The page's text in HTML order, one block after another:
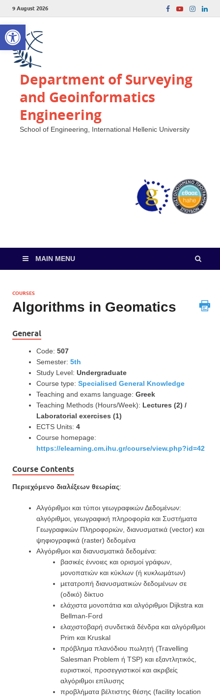
Open toolbar
9 August 2026
Department of Surveying
and Geoinformatics
Engineering
School of Engineering, International Hellenic University
MAIN MENU
COURSES
Algorithms in Geomatics
General
Code: 507
Semester: 5th
Study Level: Undergraduate
Course type: Specialised General Knowledge
Teaching and exams language: Greek
Teaching Methods (Hours/Week): Lectures (2) /
Laboratorial exercises (1)
ECTS Units: 4
Course homepage:
https://elearning.cm.ihu.gr/course/view.php?id=42
Course Contents
Περιεχόμενο διαλέξεων θεωρίας:
Αλγόριθμοι και τύποι γεωγραφικών Δεδομένων:
αλγόριθμοι, γεωγραφική πληροφορία και Συστήματα
Γεωγραφικών Πληροφοριών, διανυσματικά (vector) και
ψηφιογραφικά (raster) δεδομένα
Αλγόριθμοι και διανυσματικά δεδομένα:
βασικές έννοιες και ορισμοί γράφων,
μονοπατιών και κύκλων (ή κυκλωμάτων)
μετατροπή διανυσματικών δεδομένων σε
(οδικό) δίκτυο
ελάχιστα μονοπάτια και αλγόριθμοι Dijkstra και
Bellman-Ford
ελαχιστοβαρή συνδετικά δένδρα και αλγόριθμοι
Prim και Kruskal
πρόβλημα πλανόδιου πωλητή (Travelling
Salesman Problem ή TSP) και εξαντλητικός,
ευριστικοί, προσεγγιστικοί και ακριβείς
αλγόριθμοι επίλυσης
προβλήματα βέλτιστης θέσης (facility location